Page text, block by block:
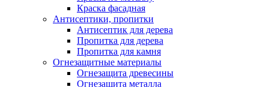
Краска фасадная
Антисептики, пропитки
Антисептик для дерева
Пропитка для дерева
Пропитка для камня
Огнезащитные материалы
Огнезащита древесины
Огнезащита металла